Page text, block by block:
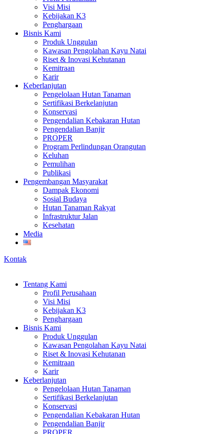
Visi Misi
Kebijakan K3
Penghargaan
Bisnis Kami
Produk Unggulan
Kawasan Pengolahan Kayu Natai
Riset & Inovasi Kehutanan
Kemitraan
Karir
Keberlanjutan
Pengelolaan Hutan Tanaman
Sertifikasi Berkelanjutan
Konservasi
Pengendalian Kebakaran Hutan
Pengendalian Banjir
PROPER
Program Perlindungan Orangutan
Keluhan
Pemulihan
Publikasi
Pengembangan Masyarakat
Dampak Ekonomi
Sosial Budaya
Hutan Tanaman Rakyat
Infrastruktur Jalan
Kesehatan
Media
Kontak
Tentang Kami
Profil Perusahaan
Visi Misi
Kebijakan K3
Penghargaan
Bisnis Kami
Produk Unggulan
Kawasan Pengolahan Kayu Natai
Riset & Inovasi Kehutanan
Kemitraan
Karir
Keberlanjutan
Pengelolaan Hutan Tanaman
Sertifikasi Berkelanjutan
Konservasi
Pengendalian Kebakaran Hutan
Pengendalian Banjir
PROPER